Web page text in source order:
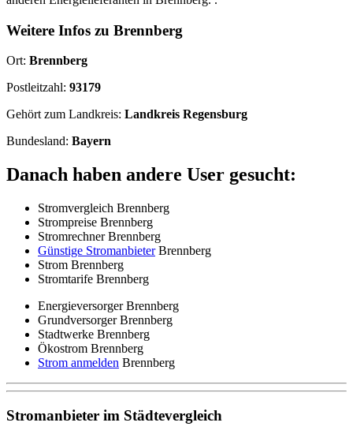
Weitere Infos zu Brennberg
Ort: Brennberg
Postleitzahl: 93179
Gehört zum Landkreis: Landkreis Regensburg
Bundesland: Bayern
Danach haben andere User gesucht:
Stromvergleich Brennberg
Strompreise Brennberg
Stromrechner Brennberg
Günstige StromanbieterBrennberg
Strom Brennberg
Stromtarife Brennberg
Energieversorger Brennberg
Grundversorger Brennberg
Stadtwerke Brennberg
Ökostrom Brennberg
Strom anmelden Brennberg
Stromanbieter im Städtevergleich